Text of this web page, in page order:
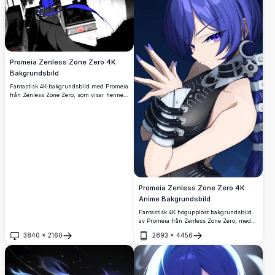
Promeia Zenless Zone Zero 4K
Bakgrundsbild
Fantastisk 4K-bakgrundsbild med Promeia
från Zenless Zone Zero, som visar hennes
3840 × 2160
Öppna
Promeia Zenless Zone Zero 4K
Anime Bakgrundsbild
Fantastisk 4K högupplöst bakgrundsbild
av Promeia från Zenless Zone Zero, med
ögon och smidig svart mekanisk rustning.
En fängslande närbild med en mörkt blå
atmosfärisk bakgrund.
2893 × 4456
Öppna